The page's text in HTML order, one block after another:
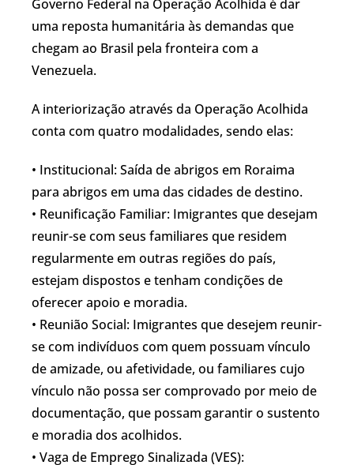
Governo Federal na Operação Acolhida é dar
uma reposta humanitária às demandas que
chegam ao Brasil pela fronteira com a
Venezuela.
A interiorização através da Operação Acolhida
conta com quatro modalidades, sendo elas:
• Institucional: Saída de abrigos em Roraima
para abrigos em uma das cidades de destino.
• Reunificação Familiar: Imigrantes que desejam
reunir-se com seus familiares que residem
regularmente em outras regiões do país,
estejam dispostos e tenham condições de
oferecer apoio e moradia.
• Reunião Social: Imigrantes que desejem reunir-
se com indivíduos com quem possuam vínculo
de amizade, ou afetividade, ou familiares cujo
vínculo não possa ser comprovado por meio de
documentação, que possam garantir o sustento
e moradia dos acolhidos.
• Vaga de Emprego Sinalizada (VES):